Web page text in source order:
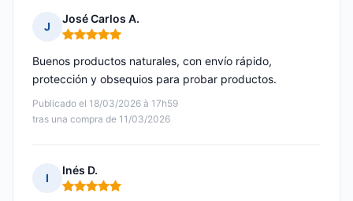
J
José Carlos A.
Nota: 5 de 5
Publicado el 18/03/2026 à 17h59
tras una compra de 11/03/2026
Buenos productos naturales, con envío rápido,
protección y obsequios para probar productos.
I
Inés D.
Nota: 5 de 5